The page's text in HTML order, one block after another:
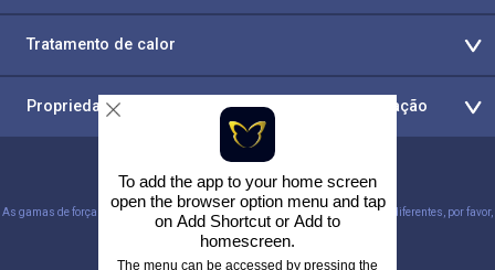
Tratamento de calor
Propriedades mecânicas e temperaturas de operação
As gamas de força tênsil acima são os valores típicos. Se precisar de valores diferentes, por favor,
solicite-os.
To add the app to your home screen
open the browser option menu and tap
on Add Shortcut or Add to
homescreen.
The menu can be accessed by pressing the